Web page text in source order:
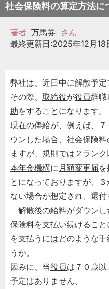
社会保険料の算定方法に
著者 万馬券
さん
最終更新日:2025年12月18
弊社は、近日中に解散予定
その際、 取締役が役員辞職
助をすることになります。
現在の俸給が、例えば、
ウンした場合、 社会保険料
ますが、規則では２ラン
本年金機構に月額変更届
とになっておりますが、
ない場合が想定され、還付
解散後の給料がダウンし
保険料を支払い続けるこ
を支払うにはどのような
うか。
因みに、当役員は７０歳
予定はありません。